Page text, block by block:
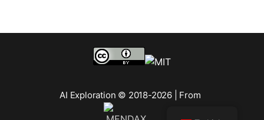
AI Exploration © 2018-2026 | From